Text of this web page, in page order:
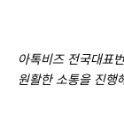
아톡비즈 전국대표
원활한 소통을 진행